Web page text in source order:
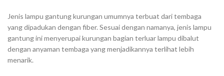
Jenis lampu gantung kurungan umumnya terbuat dari tembaga
yang dipadukan dengan fiber. Sesuai dengan namanya, jenis lampu
gantung ini menyerupai kurungan bagian terluar lampu dibalut
dengan anyaman tembaga yang menjadikannya terlihat lebih
menarik.